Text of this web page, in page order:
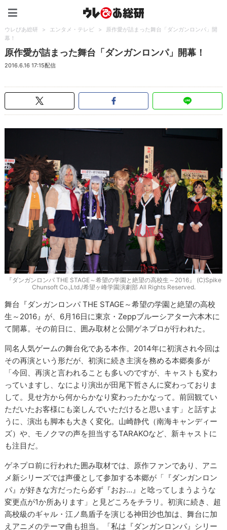
ウレぴあ総研 > エンタメ・テレビ >
原作愛が詰まった舞台「ダンガンロンパ」開
幕！
原作愛が詰まった舞台「ダンガンロンパ」開幕！
2016.6.16 17:15配信
『ダンガンロンパ THE STAGE～希望の学園と絶望の高校生～2016』 (C)Spike
Chunsoft Co.,Ltd./希望ヶ峰学園演劇部 All Rights Reserved.
舞台『ダンガンロンパ THE STAGE～希望の学園と絶望の高校
生～2016』が、6月16日に東京・Zeppブルーシアター六本木に
て開幕。その前日に、囲み取材と公開ゲネプロが行われた。
同名人気ゲームの舞台化である本作。2014年に初演され今回は
その再演という形だが、初演に続き主演を務める本郷奏多が
「今回、再演と言われることも多いのですが、キャストも変わ
っていますし、なにより演出が田尾下哲さんに変わっておりま
して。見せ方から何からかなり変わったかなって。前回観てい
ただいたお客様にも楽しんでいただけると思います」と話すよ
うに、演出も脚本も大きく変化。山崎静代（南海キャンディー
ズ）や、モノクマの声を担当するTARAKOなど、新キャストに
も注目だ。
ゲネプロ前に行われた囲み取材では、原作ファンであり、アニ
メ新シリーズでは声優として参加する本郷が「『ダンガンロン
パ』が好きな方だったら必ず『おお…』と唸ってしまうような
変更点が1か所あります」と見どころをチラリ。初演に続き、超
高校級のギャル・江ノ島盾子を演じる神田沙也加は、舞台に加
えアニメのテーマ曲も担当。「私は『ダンガンロンパ』シリー